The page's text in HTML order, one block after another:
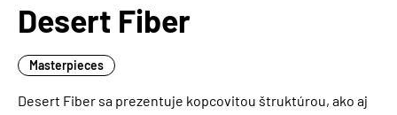
Desert Fiber
Masterpieces
Desert Fiber sa prezentuje kopcovitou štruktúrou, ako aj